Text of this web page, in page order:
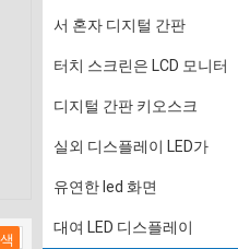
서 혼자 디지털 간판
터치 스크린은 LCD 모니터
디지털 간판 키오스크
실외 디스플레이 LED가
유연한 led 화면
대여 LED 디스플레이